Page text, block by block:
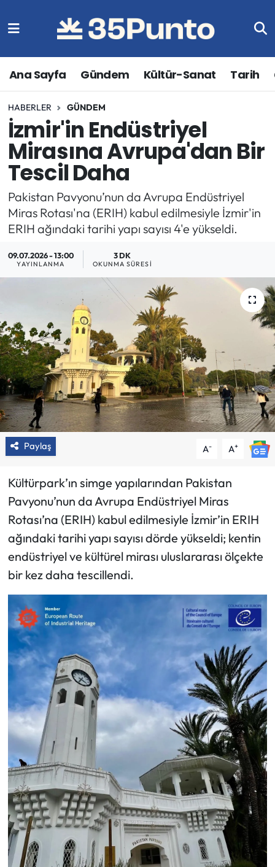
Ana Sayfa Gündem Kültür-Sanat Tarih
HABERLER GÜNDEM
İzmir'in Endüstriyel
Mirasına Avrupa'dan Bir
Tescil Daha
Pakistan Pavyonu’nun da Avrupa Endüstriyel
Miras Rotası'na (ERIH) kabul edilmesiyle İzmir'in
ERIH ağındaki tarihi yapı sayısı 4'e yükseldi.
09.07.2026 - 13:00
YAYINLANMA
3 DK
OKUNMA SÜRESI
Paylaş A- A+
Kültürpark’ın simge yapılarından Pakistan
Pavyonu’nun da Avrupa Endüstriyel Miras
Rotası’na (ERIH) kabul edilmesiyle İzmir’in ERIH
ağındaki tarihi yapı sayısı dörde yükseldi; kentin
endüstriyel ve kültürel mirası uluslararası ölçekte
bir kez daha tescillendi.